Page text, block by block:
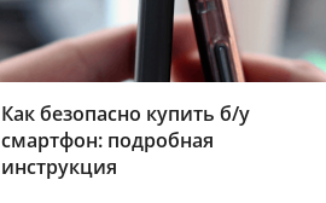
Как безопасно купить б/у
смартфон: подробная
инструкция